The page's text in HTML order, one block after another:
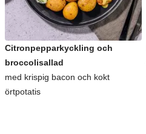
Citronpepparkyckling och
broccolisallad
med krispig bacon och kokt
örtpotatis